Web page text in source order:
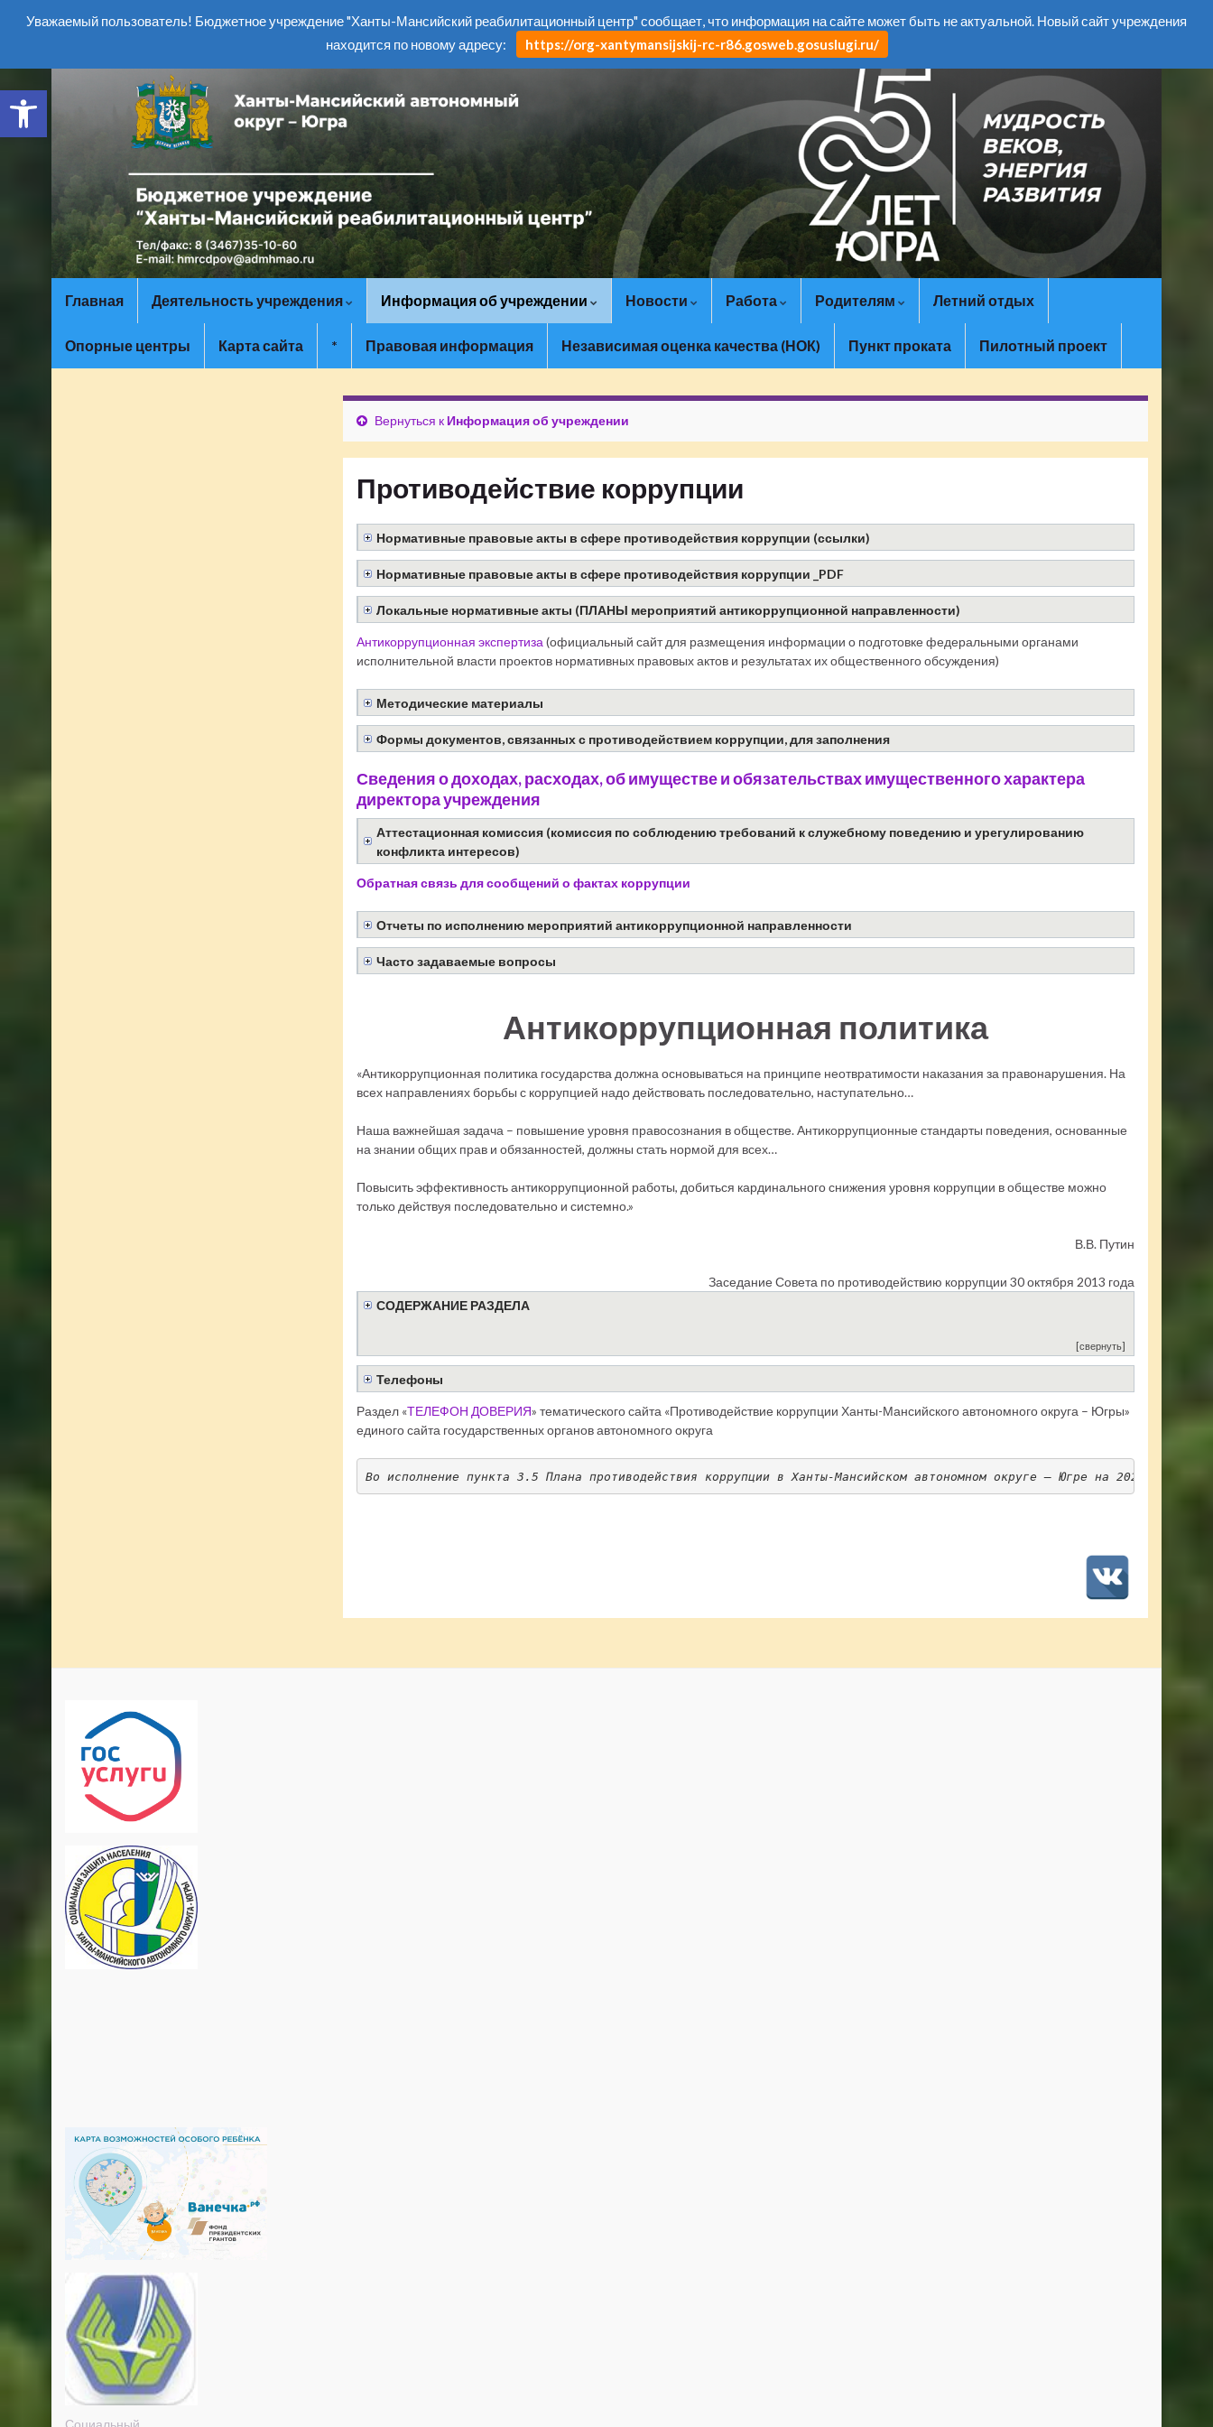
Открыть панель инструментов
Уважаемый пользователь! Бюджетное учреждение "Ханты-Мансийский реабилитационный центр" сообщает, что информация на сайте может быть не актуальной. Новый сайт учреждения
находится по новому адресу:
https://org-xantymansijskij-rc-r86.gosweb.gosuslugi.ru/
Search for:
Главная Деятельность учреждения Информация об учреждении Новости Работа Родителям Летний отдых
Опорные центры Карта сайта * Правовая информация Независимая оценка качества (НОК) Пункт проката Пилотный проект
Вернуться к Информация об учреждении
Противодействие коррупции
Нормативные правовые акты в сфере противодействия коррупции (ссылки)
Нормативные правовые акты в сфере противодействия коррупции _PDF
Локальные нормативные акты (ПЛАНЫ мероприятий антикоррупционной направленности)
Антикоррупционная экспертиза (официальный сайт для размещения информации о подготовке федеральными органами
исполнительной власти проектов нормативных правовых актов и результатах их общественного обсуждения)
Методические материалы
Формы документов, связанных с противодействием коррупции, для заполнения
Сведения о доходах, расходах, об имуществе и обязательствах имущественного характера
директора учреждения
Аттестационная комиссия (комиссия по соблюдению требований к служебному поведению и урегулированию
конфликта интересов)
Обратная связь для сообщений о фактах коррупции
Отчеты по исполнению мероприятий антикоррупционной направленности
Часто задаваемые вопросы
Антикоррупционная политика
«Антикоррупционная политика государства должна основываться на принципе неотвратимости наказания за правонарушения. На
всех направлениях борьбы с коррупцией надо действовать последовательно, наступательно…
Наша важнейшая задача – повышение уровня правосознания в обществе. Антикоррупционные стандарты поведения, основанные
на знании общих прав и обязанностей, должны стать нормой для всех…
Повысить эффективность антикоррупционной работы, добиться кардинального снижения уровня коррупции в обществе можно
только действуя последовательно и системно.»
В.В. Путин
Заседание Совета по противодействию коррупции 30 октября 2013 года
СОДЕРЖАНИЕ РАЗДЕЛА
[свернуть]
Телефоны
Раздел «ТЕЛЕФОН ДОВЕРИЯ» тематического сайта «Противодействие коррупции Ханты-Мансийского автономного округа – Югры»
единого сайта государственных органов автономного округа
Во исполнение пункта 3.5 Плана противодействия коррупции в Ханты-Мансийском автономном округе – Югре на 2025 – 2028
Социальный